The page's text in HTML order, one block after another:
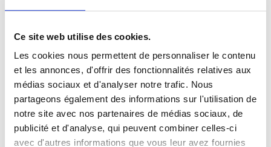
Ce site web utilise des cookies.
Les cookies nous permettent de personnaliser le contenu
et les annonces, d'offrir des fonctionnalités relatives aux
médias sociaux et d'analyser notre trafic. Nous
partageons également des informations sur l'utilisation de
notre site avec nos partenaires de médias sociaux, de
publicité et d'analyse, qui peuvent combiner celles-ci
avec d'autres informations que vous leur avez fournies
«Dijon, l’été on continue » Concert : Baroque ! Vous
et Dimanche 26 juin à 16h00 La NEF – Bibliothèque
Municipale Place du Théâtre – 21000 DIJON Entrée
libre participation Réservation obligatoire au...
21 et 22 Mai – Talant – Concert
parClairObscur Lyrique|Mai 16, 2016|2016,
Agenda, Archives,Récital & concert